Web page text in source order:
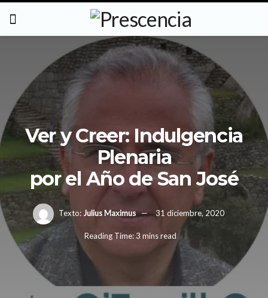
Ver y Creer: Indulgencia
Plenaria
por el Año de San José
Texto: Julius Maximus 31 diciembre, 2020
Reading Time: 3 mins read